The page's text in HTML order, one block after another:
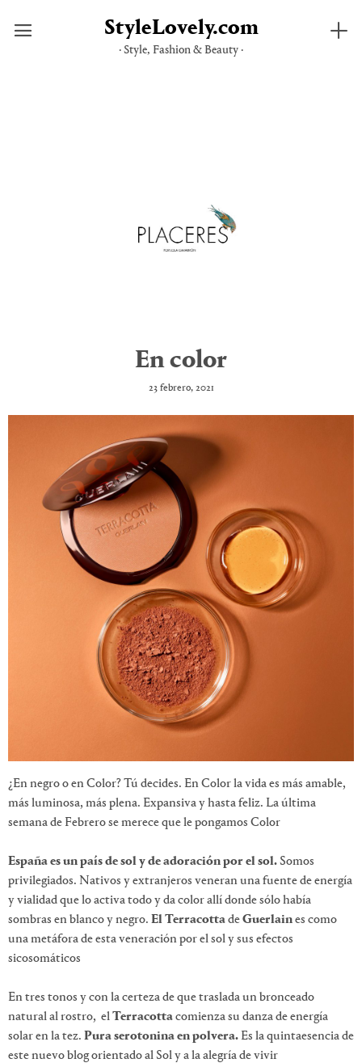
StyleLovely.com
· Style, Fashion & Beauty ·
En color
23 febrero, 2021
¿En negro o en Color? Tú decides. En Color la vida es más amable,
más luminosa, más plena. Expansiva y hasta feliz. La última
semana de Febrero se merece que le pongamos Color
España es un país de sol y de adoración por el sol.Somos
privilegiados. Nativos y extranjeros veneran una fuente de energía
y vialidad que lo activa todo y da color allí donde sólo había
sombras en blanco y negro. El TerracottadeGuerlaines como
una metáfora de esta veneración por el sol y sus efectos
sicosomáticos
En tres tonos y con la certeza de que traslada un bronceado
natural al rostro, elTerracottacomienza su danza de energía
solar en la tez. Pura serotonina en polvera. Es la quintaesencia de
este nuevo blog orientado al Sol y a la alegría de vivir